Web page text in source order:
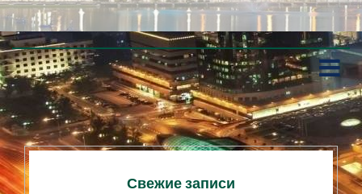
П
е
р
е
й
т
и
с
Свежие записи